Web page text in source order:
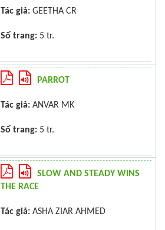
Tác giả: GEETHA CR
Số trang: 5 tr.
PARROT
Tác giả: ANVAR MK
Số trang: 5 tr.
SLOW AND STEADY WINS
THE RACE
Tác giả: ASHA ZIAR AHMED